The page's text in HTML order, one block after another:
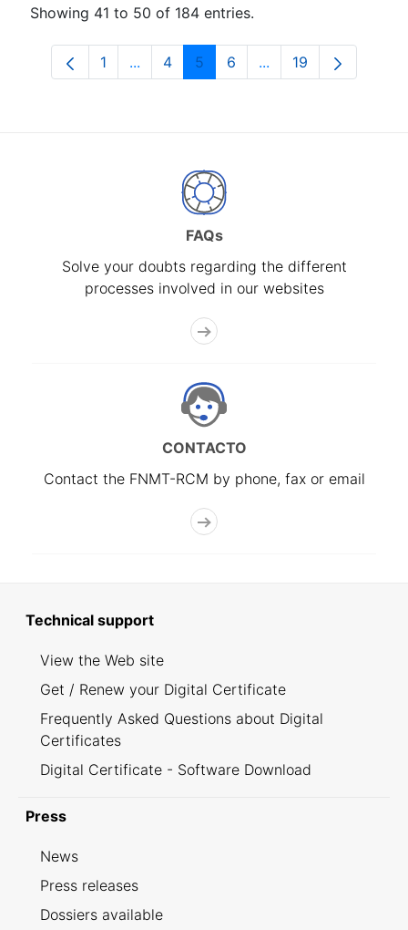
Showing 41 to 50 of 184 entries.
Page
1 ...Intermediate Pages Use TAB to
Page
4 Page
5 Page
6 ...Intermediate Pages
Page
19
FAQs
Solve your doubts regarding the different
processes involved in our websites
CONTACTO
Contact the FNMT-RCM by phone, fax or email
Technical support
View the Web site
Get / Renew your Digital Certificate
Frequently Asked Questions about Digital
Certificates
Digital Certificate - Software Download
Press
News
Press releases
Dossiers available